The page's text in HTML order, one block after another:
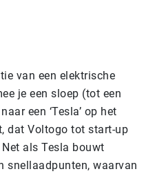
van een elektrische
je een sloep (tot een
een ‘Tesla’ op het
dat Voltogo tot start-up
als Tesla bouwt
snellaadpunten, waarvan